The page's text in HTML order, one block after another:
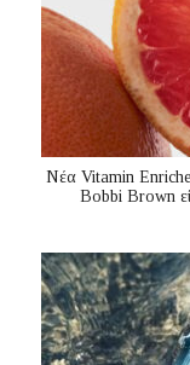
Nέα Vitamin
Bobbi Brown